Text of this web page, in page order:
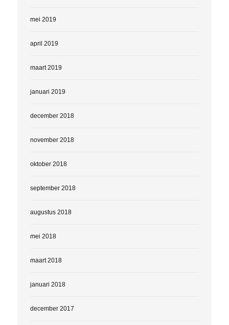
mei 2019
april 2019
maart 2019
januari 2019
december 2018
november 2018
oktober 2018
september 2018
augustus 2018
mei 2018
maart 2018
januari 2018
december 2017